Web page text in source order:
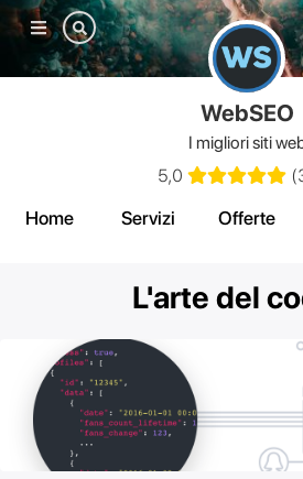
Mobile
menu
WebSEO
I migliori siti
5,0
(
Home Servizi Offerte
L'arte del